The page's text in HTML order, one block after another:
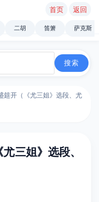
首页 返回
二胡 笛箫 萨克斯
筵开（《尤三姐》选段、尤
三姐》选段、